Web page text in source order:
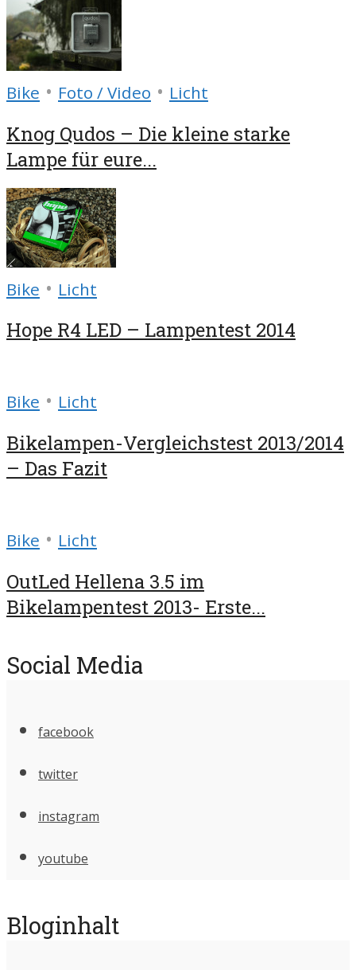
Bike • Foto / Video • Licht
Knog Qudos – Die kleine starke
Lampe für eure...
Bike • Licht
Hope R4 LED – Lampentest 2014
Bike • Licht
Bikelampen-Vergleichstest 2013/2014
– Das Fazit
Bike • Licht
OutLed Hellena 3.5 im
Bikelampentest 2013- Erste...
Social Media
facebook
twitter
instagram
youtube
Bloginhalt